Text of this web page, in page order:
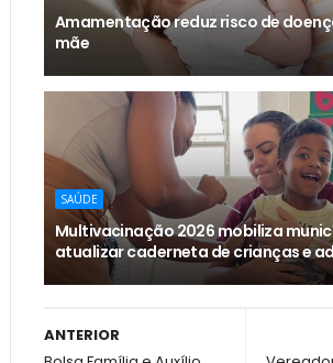
Amamentação reduz risco de
mãe
SAÚDE
Multivacinação 2026 mobiliza
atualizar caderneta de crianças e
ANTERIOR